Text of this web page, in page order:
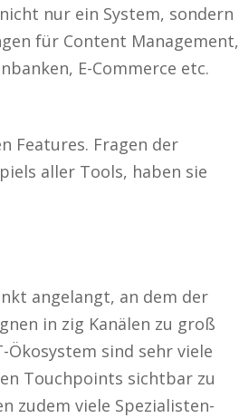
nur ein System, sondern
für Content Management,
E-Commerce etc.
Features. Fragen der
aller Tools, haben sie
angelangt, an dem der
in zig Kanälen zu groß
sind sehr viele
Touchpoints sichtbar zu
zudem viele Spezialisten-